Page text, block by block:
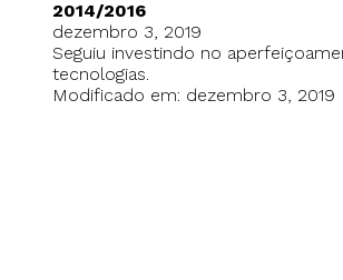
2014/2016
dezembro 3, 2019
Seguiu investindo no
tecnologias.
Modificado em: dezembro 3, 2019